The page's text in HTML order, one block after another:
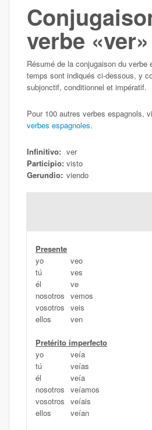
verbe «ver»
Résumé de la conjugaison du verbe
temps sont indiqués ci-dessous, y
subjonctif, conditionnel et impératif.
Pour 100 autres verbes espagnols,
verbes espagnoles.
Infinitivo: ver
Participio: visto
Gerundio: viendo
Presente
yo
veo
tú
ves
él
ve
nosotros vemos
vosotros veis
ellos
ven
Pretérito imperfecto
yo
veía
tú
veías
él
veía
nosotros veíamos
vosotros veíais
ellos
veían